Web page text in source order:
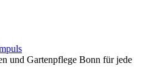
und Gartenpflege Bonn für jede